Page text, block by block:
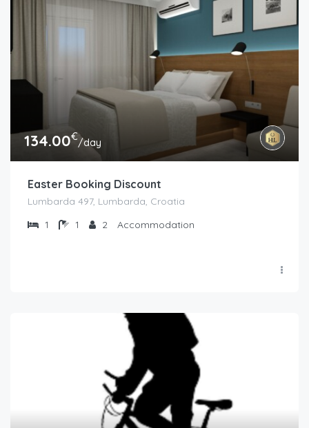
134.00€/day
Easter Booking Discount
Lumbarda 497, Lumbarda, Croatia
1
1 2 Accommodation